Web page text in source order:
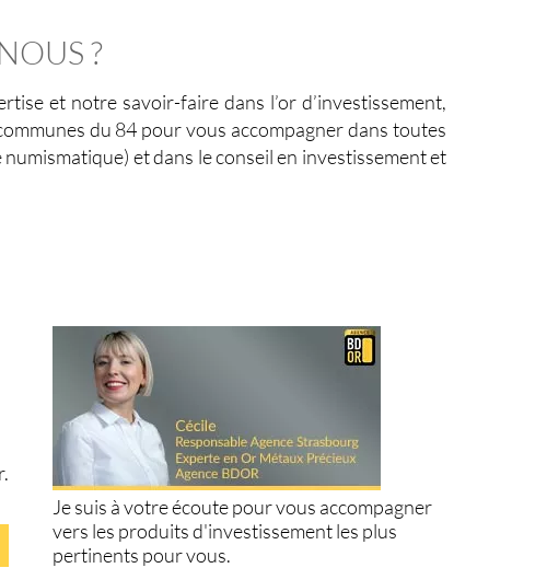
?
et notre savoir-faire dans l’or d’investissement,
du 84 pour vous accompagner dans toutes
numismatique) et dans le conseil en investissement et
Je suis à votre écoute pour vous accompagner
vers les produits d'investissement les plus
pertinents pour vous.